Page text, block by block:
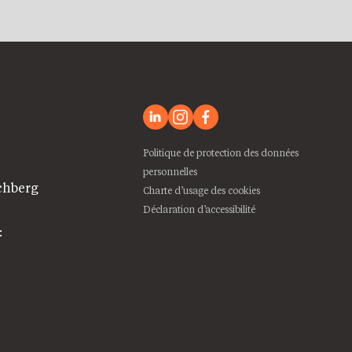
Politique de protection des données
personnelles
Charte d’usage des cookies
Déclaration d’accessibilité